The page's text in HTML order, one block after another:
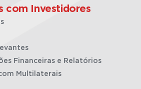
com Investidores
Financeiras e Relatórios
Multilaterais